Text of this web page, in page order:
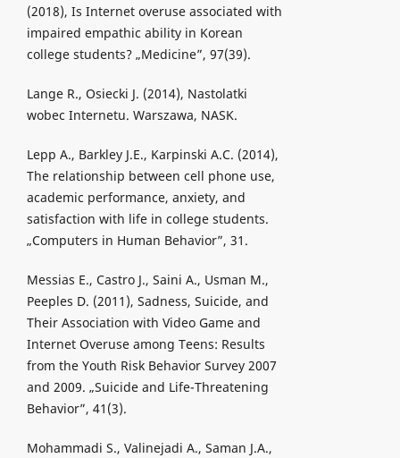
(2018), Is Internet overuse associated with
impaired empathic ability in Korean
college students? „Medicine”, 97(39).
Lange R., Osiecki J. (2014), Nastolatki
wobec Internetu. Warszawa, NASK.
Lepp Α., Barkley J.E., Karpinski A.C. (2014),
The relationship between cell phone use,
academic performance, anxiety, and
satisfaction with life in college students.
„Computers in Human Behavior”, 31.
Messias E., Castro J., Saini A., Usman M.,
Peeples D. (2011), Sadness, Suicide, and
Their Association with Video Game and
Internet Overuse among Teens: Results
from the Youth Risk Behavior Survey 2007
and 2009. „Suicide and Life-Threatening
Behavior”, 41(3).
Mohammadi S., Valinejadi A., Saman J.A.,